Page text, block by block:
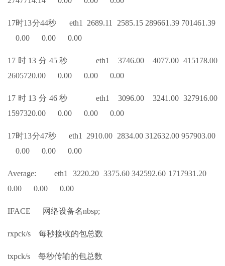
17时13分44秒 eth1 2689.11 2585.15 289661.39 701461.39
0.00 0.00 0.00
17时13分45秒 eth1 3746.00 4077.00 415178.00
2605720.00 0.00 0.00 0.00
17时13分46秒 eth1 3096.00 3241.00 327916.00
1597320.00 0.00 0.00 0.00
17时13分47秒 eth1 2910.00 2834.00 312632.00 957903.00
0.00 0.00 0.00
Average: eth1 3220.20 3375.60 342592.60 1717931.20
0.00 0.00 0.00
IFACE 网络设备名nbsp;
rxpck/s 每秒接收的包总数
txpck/s 每秒传输的包总数